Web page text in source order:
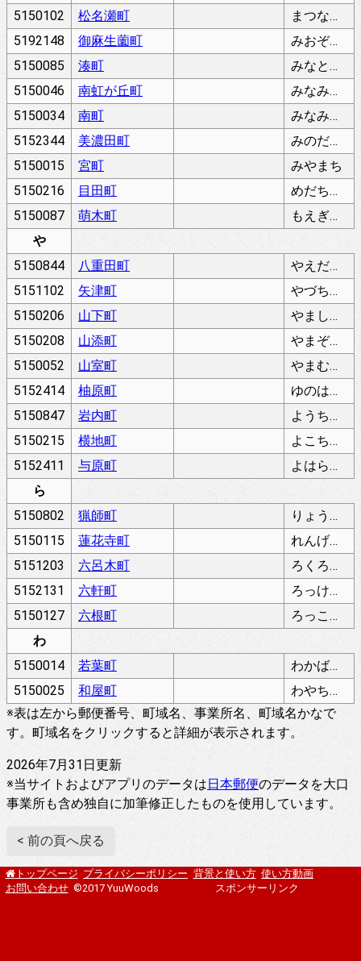
5150102
松名瀬町
まつなせちょう
5192148
御麻生薗町
みおぞのちょう
5150085
湊町
みなとまち
5150046
南虹が丘町
みなみにじがおかちょう
5150034
南町
みなみまち
5152344
美濃田町
みのだちょう
5150015
宮町
みやまち
5150216
目田町
めだちょう
5150087
萌木町
もえぎちょう
や
5150844
八重田町
やえだちょう
5151102
矢津町
やづちょう
5150206
山下町
やましたちょう
5150208
山添町
やまぞえちょう
5150052
山室町
やまむろちょう
5152414
柚原町
ゆのはらちょう
5150847
岩内町
ようちちょう
5150215
横地町
よこちちょう
5152411
与原町
よはらちょう
ら
5150802
猟師町
りょうしちょう
5150115
蓮花寺町
れんげじちょう
5151203
六呂木町
ろくろぎちょう
5152131
六軒町
ろっけんちょう
5150127
六根町
ろっこんちょう
わ
5150014
若葉町
わかばちょう
5150025
和屋町
わやちょう
※表は左から郵便番号、町域名、事業所名、町域名かなで
す。町域名をクリックすると詳細が表示されます。
2026年7月31日更新
※当サイトおよびアプリのデータは日本郵便のデータを大口
事業所も含め独自に加筆修正したものを使用しています。
< 前の頁へ戻る
トップページ プライバシーポリシー 背景と使い方 使い方動画
お問い合わせ ©2017 YuuWoods スポンサーリンク